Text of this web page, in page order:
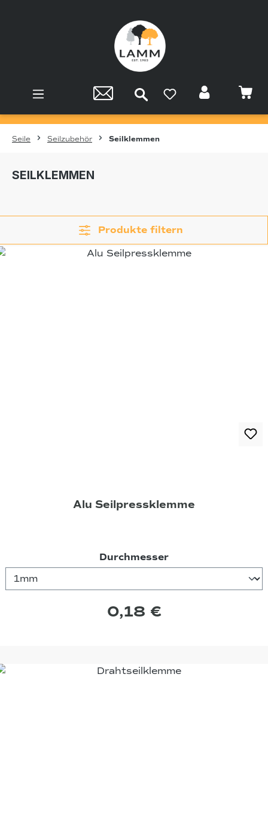
Seile Seilzubehör Seilklemmen
SEILKLEMMEN
Produkte filtern
Alu Seilpressklemme
Durchmesserauswählen
0,18 €